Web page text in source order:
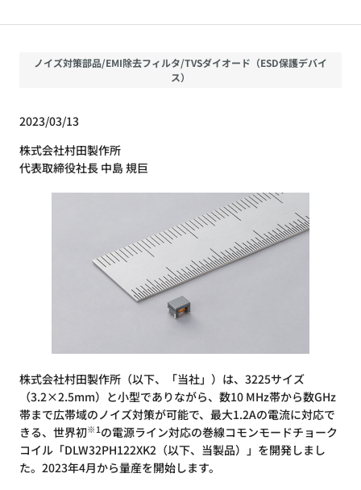
ノイズ対策部品/EMI除去フィルタ/TVSダイオード（ESD保護デバイ
ス）
2023/03/13
株式会社村田製作所
代表取締役社長 中島 規巨
株式会社村田製作所（以下、「当社」）は、3225サイズ
（3.2×2.5mm）と小型でありながら、数10 MHz帯から数GHz
帯まで広帯域のノイズ対策が可能で、最大1.2Aの電流に対応で
きる、世界初※1 の電源ライン対応の巻線コモンモードチョーク
コイル「DLW32PH122XK2（以下、当製品）」を開発しまし
た。2023年4月から量産を開始します。